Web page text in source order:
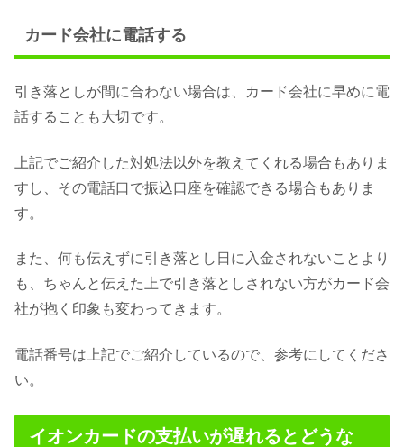
カード会社に電話する
引き落としが間に合わない場合は、カード会社に早めに電
話することも大切です。
上記でご紹介した対処法以外を教えてくれる場合もありま
すし、その電話口で振込口座を確認できる場合もありま
す。
また、何も伝えずに引き落とし日に入金されないことより
も、ちゃんと伝えた上で引き落としされない方がカード会
社が抱く印象も変わってきます。
電話番号は上記でご紹介しているので、参考にしてくださ
い。
イオンカードの支払いが遅れるとどうな